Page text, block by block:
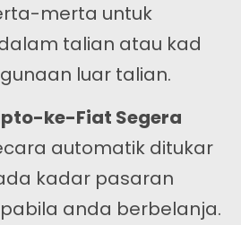
merta untuk
talian atau kad
luar talian.
ke-Fiat Segera
automatik ditukar
kadar pasaran
anda berbelanja.